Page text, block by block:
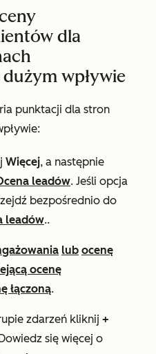
dla
wpływie
punktacji dla stron
Więcej, a następnie
leadów. Jeśli opcja
bezpośrednio do
leadów..
lub ocenę
ocenę
łączoną.
zdarzeń kliknij +
się więcej o